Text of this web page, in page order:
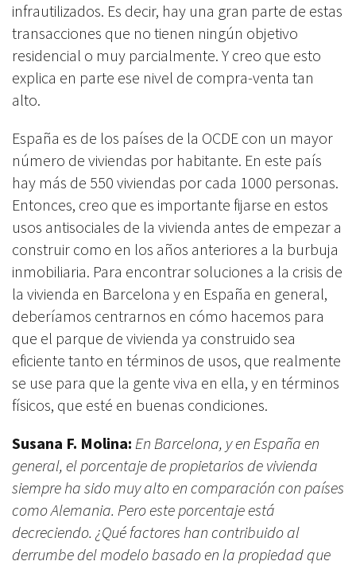
infrautilizados. Es decir, hay una gran parte de estas
transacciones que no tienen ningún objetivo
residencial o muy parcialmente. Y creo que esto
explica en parte ese nivel de compra-venta tan
alto.
España es de los países de la OCDE con un mayor
número de viviendas por habitante. En este país
hay más de 550 viviendas por cada 1000 personas.
Entonces, creo que es importante fijarse en estos
usos antisociales de la vivienda antes de empezar a
construir como en los años anteriores a la burbuja
inmobiliaria. Para encontrar soluciones a la crisis de
la vivienda en Barcelona y en España en general,
deberíamos centrarnos en cómo hacemos para
que el parque de vivienda ya construido sea
eficiente tanto en términos de usos, que realmente
se use para que la gente viva en ella, y en términos
físicos, que esté en buenas condiciones.
Susana F. Molina: En Barcelona, y en España en
general, el porcentaje de propietarios de vivienda
siempre ha sido muy alto en comparación con países
como Alemania. Pero este porcentaje está
decreciendo. ¿Qué factores han contribuido al
derrumbe del modelo basado en la propiedad que